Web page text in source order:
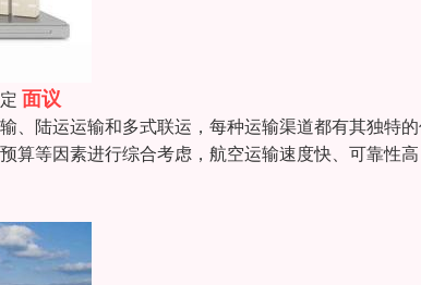
面议
、陆运运输和多式联运，每种运输渠道都有其独特
算等因素进行综合考虑，航空运输速度快、可靠性